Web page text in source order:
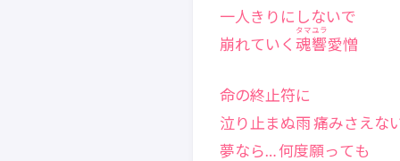
一人きりにしないで
崩れていく 魂響
タマユラ
愛憎
命の終止符に
泣り止まぬ雨 痛みさえな
夢なら… 何度願っても